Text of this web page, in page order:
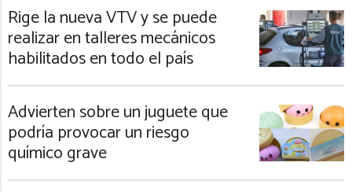
Rige la nueva VTV y se puede
realizar en talleres mecánicos
habilitados en todo el país
Advierten sobre un juguete que
podría provocar un riesgo
químico grave